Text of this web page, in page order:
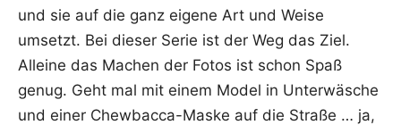
und sie auf die ganz eige­ne Art und Wei­se
umsetzt. Bei die­ser Serie ist der Weg das Ziel.
Allei­ne das Machen der Fotos ist schon Spaß
genug. Geht mal mit einem Model in Unter­wä­sche
und einer Chew­bac­ca-Mas­ke auf die Stra­ße … ja,